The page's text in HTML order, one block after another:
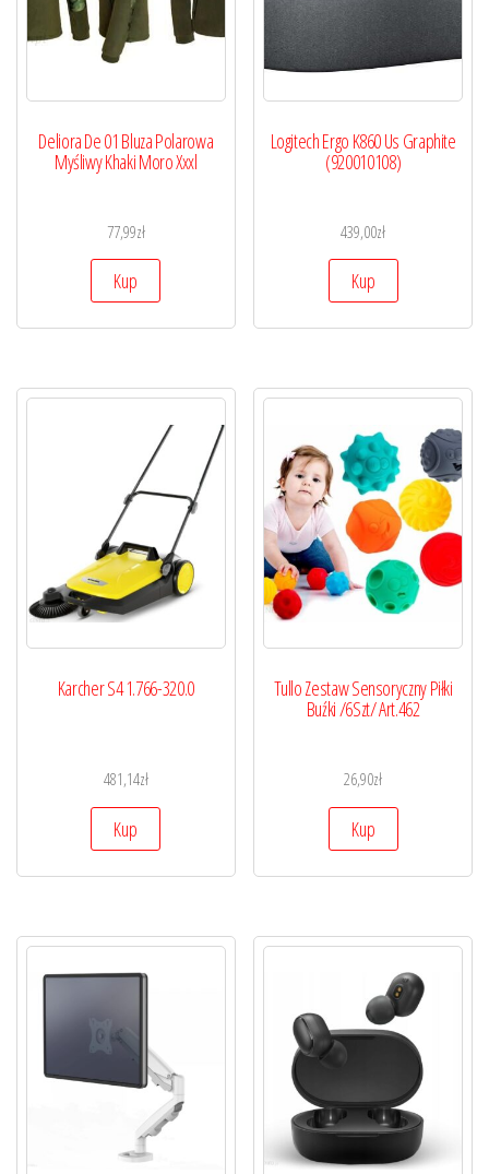
Deliora De 01 Bluza Polarowa
Myśliwy Khaki Moro Xxxl
77,99zł
Kup
Logitech Ergo K860 Us Graphite
(920010108)
439,00zł
Kup
Karcher S4 1.766-320.0
481,14zł
Kup
Tullo Zestaw Sensoryczny Piłki
Buźki /6Szt/ Art.462
26,90zł
Kup